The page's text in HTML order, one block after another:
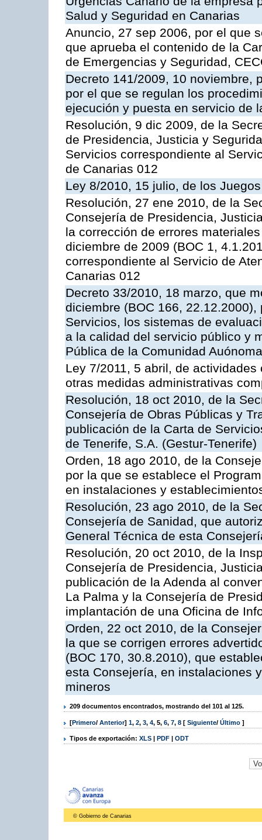
Salud y Seguridad en Canarias
Anuncio, 27 sep 2006, por el que
que aprueba el contenido de la
de Emergencias y Seguridad,
Decreto 141/2009, 10 noviembre,
por el que se regulan los
ejecución y puesta en servicio de
Resolución, 9 dic 2009, de la
de Presidencia, Justicia y
Servicios correspondiente al
de Canarias 012
Ley 8/2010, 15 julio, de los
Resolución, 27 ene 2010, de la
Consejería de Presidencia,
la corrección de errores
diciembre de 2009 (BOC 1,
correspondiente al Servicio de
Canarias 012
Decreto 33/2010, 18 marzo, que
diciembre (BOC 166,
Servicios, los sistemas de
a la calidad del servicio público y
Pública de la Comunidad
Ley 7/2011, 5 abril, de
otras medidas administrativas
Resolución, 18 oct 2010, de la
Consejería de Obras Públicas y
publicación de la Carta de
de Tenerife, S.A. (Gestur-Tenerife)
Orden, 18 ago 2010, de la
por la que se establece el
en instalaciones y
Resolución, 23 ago 2010, de la
Consejería de Sanidad, que
General Técnica de esta
Resolución, 20 oct 2010, de la
Consejería de Presidencia,
publicación de la Adenda al
La Palma y la Consejería de
implantación de una Oficina de
Orden, 22 oct 2010, de la
la que se corrigen errores
(BOC 170, 30.8.2010), que
esta Consejería, en instalaciones
mineros
209 documentos encontrados, mostrando del 101 al 125.
[Primero/ Anterior] 1, 2, 3, 4, 5, 6, 7, 8 [ Siguiente/ Último ]
Tipos de exportación: XLS | PDF | ODT
© Gobierno de Canarias